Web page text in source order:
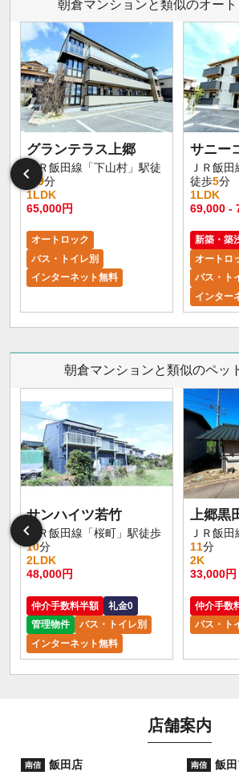
朝倉マンションと類似のオー
グランテラス上郷
ＪＲ飯田線「下山村」駅徒
歩 9分
1LDK
65,000円
オートロック
バス・トイレ別
インターネット無料
サニー
ＪＲ飯
徒歩5分
1LDK
69,000 -
新築・築
オートロ
バス・ト
インター
朝倉マンションと類似のペッ
サンハイツ若竹
ＪＲ飯田線「桜町」駅徒歩
10分
2LDK
48,000円
仲介手数料半額
礼金0
管理物件
バス・トイレ別
インターネット無料
上郷黒
ＪＲ飯
11分
2K
33,000円
仲介手数
バス・ト
店舗案内
南信 飯田店 南信 飯